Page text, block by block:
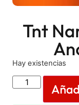
Tnt
Hay existencias